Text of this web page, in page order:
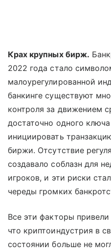
Крах крупных бирж.
2022 года стало
малоурегулированной
банкинге существуют
контроля за движением
достаточно одного
инициировать
биржи. Отсутствие
создавало соблазн для
игроков, и эти риски
череды громких
Все эти факторы привели
что криптоиндустрия в
состоянии больше не